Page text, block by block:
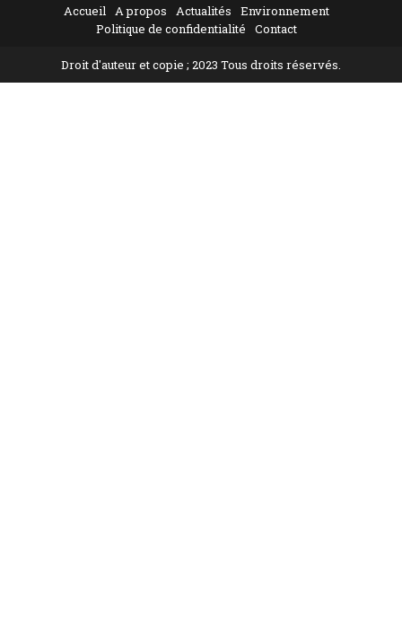
Accueil A propos Actualités
Environnement
Politique de confidentialité
Contact
Droit d'auteur et copie ; 2023 Tous droits réservés.